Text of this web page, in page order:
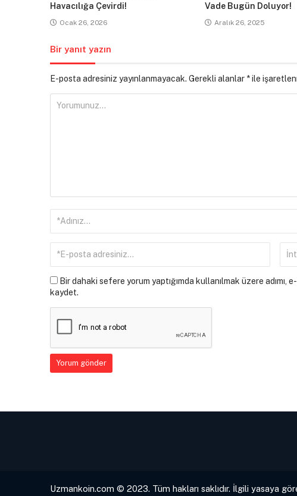
Havacılığa Çevirdi!
Ocak 26, 2026
Vade Bugün Doluyor!
Aralık 26, 2025
Bir yanıt yazın
E-posta adresiniz yayınlanmayacak. Gerekli alanlar *ile
Bir dahaki sefere yorum yaptığımda kullanılmak üzere adımı,
kaydet.
Uzmankoin.com © 2023. Tüm hakları saklıdır. İlgili yasaya